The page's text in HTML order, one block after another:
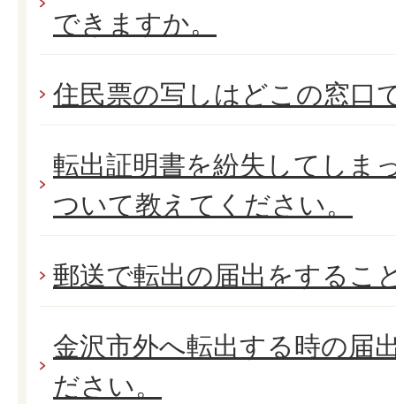
できますか。
住民票の写しはどこの窓口
転出証明書を紛失してしま
ついて教えてください。
郵送で転出の届出をするこ
金沢市外へ転出する時の届
ださい。